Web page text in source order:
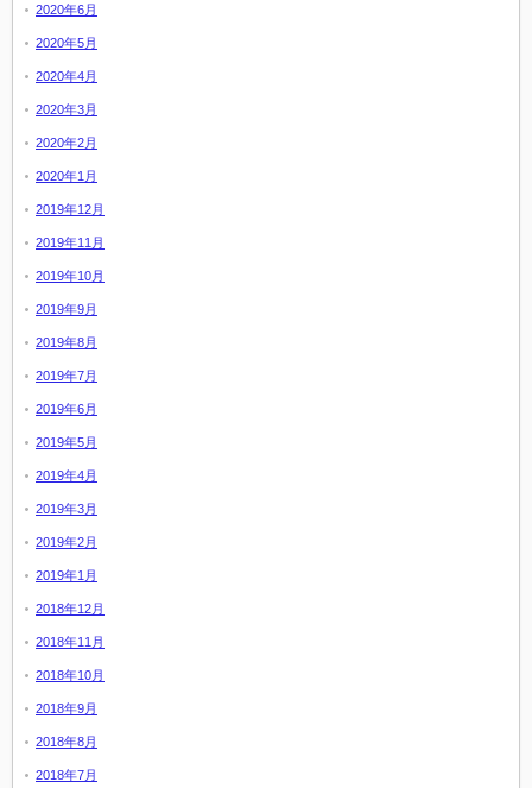
2020年6月
2020年5月
2020年4月
2020年3月
2020年2月
2020年1月
2019年12月
2019年11月
2019年10月
2019年9月
2019年8月
2019年7月
2019年6月
2019年5月
2019年4月
2019年3月
2019年2月
2019年1月
2018年12月
2018年11月
2018年10月
2018年9月
2018年8月
2018年7月